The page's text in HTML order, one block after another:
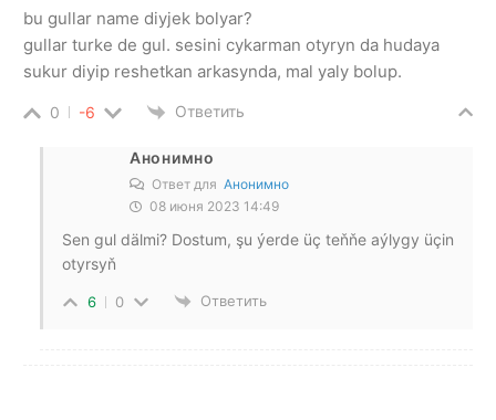
bu gullar name diyjek bolyar?
gullar turke de gul. sesini cykarman otyryn da hudaya
sukur diyip reshetkan arkasynda, mal yaly bolup.
0 -6 Ответить
Анонимно
Ответ для Анонимно
08 июня 2023 14:49
Sen gul dälmi? Dostum, şu ýerde üç teňňe aýlygy üçin
otyrsyň
6 0 Ответить